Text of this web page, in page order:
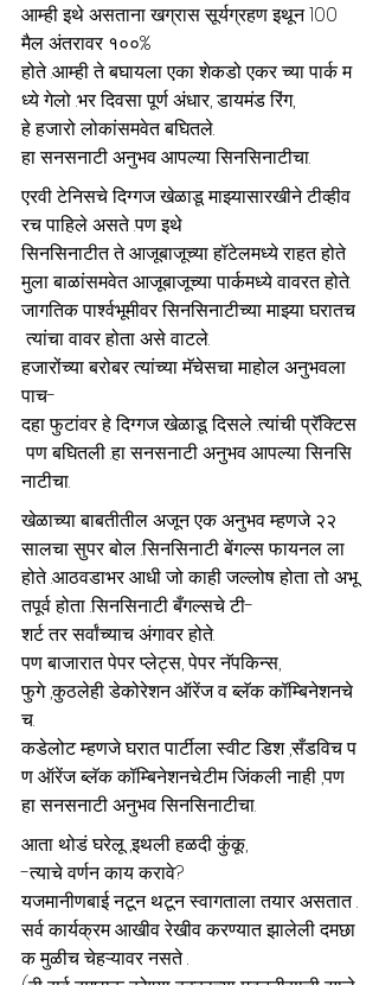
आम्ही इथे असताना खग्रास सूर्यग्रहण इथून 100
मैल अंतरावर १००%
होते .आम्ही ते बघायला एका शेकडो एकर च्या पार्क म
ध्ये गेलो .भर दिवसा पूर्ण अंधार, डायमंड रिंग,
हे हजारो लोकांसमवेत बघितले.
हा सनसनाटी अनुभव आपल्या सिनसिनाटीचा.
एरवी टेनिसचे दिग्गज खेळाडू माझ्यासारखीने टीव्हीव
रच पाहिले असते .पण इथे
सिनसिनाटीत ते आजूबाजूच्या हॉटेलमध्ये राहत होते
मुला बाळांसमवेत आजूबाजूच्या पार्कमध्ये वावरत होते.
जागतिक पार्श्वभूमीवर सिनसिनाटीच्या माझ्या घरातच
त्यांचा वावर होता असे वाटले.
हजारोंच्या बरोबर त्यांच्या मॅचेसचा माहोल अनुभवला
पाच-
दहा फुटांवर हे दिग्गज खेळाडू दिसले .त्यांची प्रॅक्टिस
पण बघितली .हा सनसनाटी अनुभव आपल्या सिनसि
नाटीचा.
खेळाच्या बाबतीतील अजून एक अनुभव म्हणजे २२
सालचा सुपर बोल .सिनसिनाटी बेंगल्स फायनल ला
होते .आठवडाभर आधी जो काही जल्लोष होता तो अभू
तपूर्व होता .सिनसिनाटी बँगल्सचे टी-
शर्ट तर सर्वांच्याच अंगावर होते.
पण बाजारात पेपर प्लेट्स, पेपर नॅपकिन्स,
फुगे ,कुठलेही डेकोरेशन ऑरेंज व ब्लॅक कॉम्बिनेशनचे
च.
कडेलोट म्हणजे घरात पार्टीला स्वीट डिश ,सँडविच प
ण ऑरेंज ब्लॅक कॉम्बिनेशनचे.टीम जिंकली नाही ,पण
हा सनसनाटी अनुभव सिनसिनाटीचा.
आता थोडं घरेलू ,इथली हळदी कुंकू,
-त्याचे वर्णन काय करावे?
यजमानीणबाई नटून थटून स्वागताला तयार असतात .
सर्व कार्यक्रम आखीव रेखीव करण्यात झालेली दमछा
क मुळीच चेहऱ्यावर नसते .